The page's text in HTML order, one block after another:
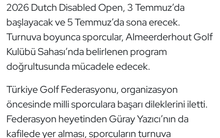
2026 Dutch Disabled Open, 3 Temmuz’da
başlayacak ve 5 Temmuz’da sona erecek.
Turnuva boyunca sporcular, Almeerderhout Golf
Kulübü Sahası’nda belirlenen program
doğrultusunda mücadele edecek.
Türkiye Golf Federasyonu, organizasyon
öncesinde milli sporculara başarı dileklerini iletti.
Federasyon heyetinden Güray Yazıcı’nın da
kafilede yer alması, sporcuların turnuva
Ragbi
Satranç
Su Topu
Tekvando
Tenis